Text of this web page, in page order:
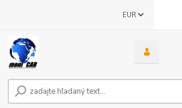
EUR